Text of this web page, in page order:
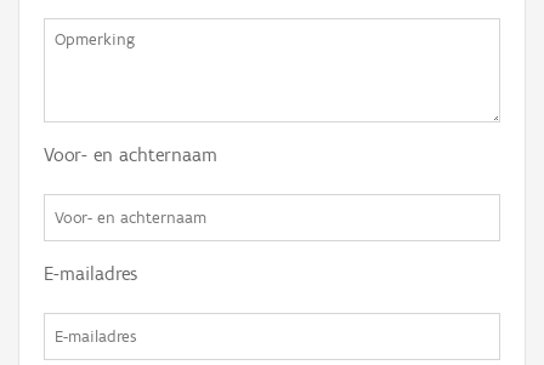
Voor- en achternaam
E-mailadres